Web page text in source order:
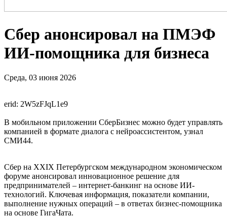
Сбер анонсировал на ПМЭФ
ИИ-помощника для бизнеса
Среда, 03 июня 2026
erid: 2W5zFJqL1e9
В мобильном приложении СберБизнес можно будет управлять
компанией в формате диалога с нейроассистентом, узнал
СМИ44.
Сбер на XXIX Петербургском международном экономическом
форуме анонсировал инновационное решение для
предпринимателей – интернет-банкинг на основе ИИ-
технологий. Ключевая информация, показатели компании,
выполнение нужных операций – в ответах бизнес-помощника
на основе ГигаЧата.